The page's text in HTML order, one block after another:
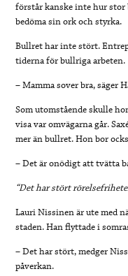
förstår kanske inte hur stor
bedöma sin ork och styrka.
Bullret har inte stört.
tiderna för bullriga arbeten.
– Mamma sover bra, säger
Som utomstående skulle
visa var omvägarna går.
mer än bullret. Hon bor
– Det är onödigt att tvätta
“Det har stört
Lauri Nissinen är ute med
staden. Han flyttade i
– Det har stört, medger
påverkan.